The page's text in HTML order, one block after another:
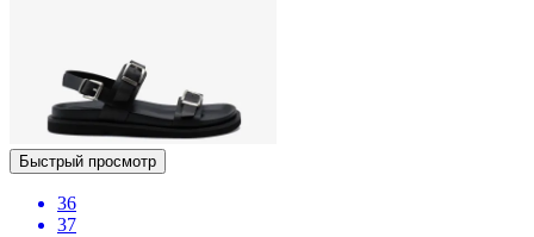
Быстрый просмотр
36
37